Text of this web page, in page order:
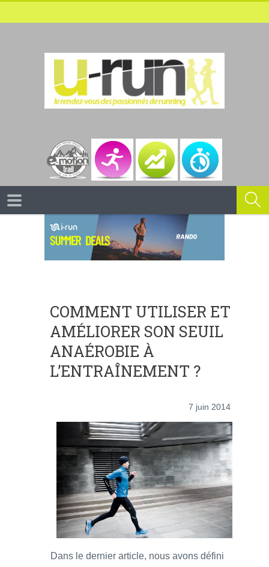
COMMENT UTILISER ET
AMÉLIORER SON SEUIL
ANAÉROBIE À
L’ENTRAÎNEMENT ?
7 juin 2014
Dans le dernier article, nous avons défini